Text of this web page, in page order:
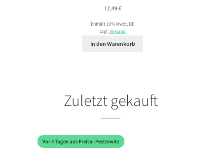
12,49€
Enthält 19% MwSt. DE
zzgl.Versand
In den Warenkorb
Zuletzt gekauft
Vor 4 Tagen aus Freital-Pesterwitz